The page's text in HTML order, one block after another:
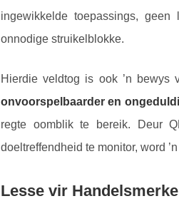
ingewikkelde toepassings,
onnodige struikelblokke.
Hierdie veldtog is ook ’n bewys
onvoorspelbaarder en
regte oomblik te bereik. Deur
doeltreffendheid te monitor, word
Lesse vir